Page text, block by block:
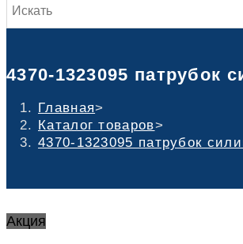
4370-1323095 патрубок
Главная>
Каталог товаров>
4370-1323095 патрубок
Акция